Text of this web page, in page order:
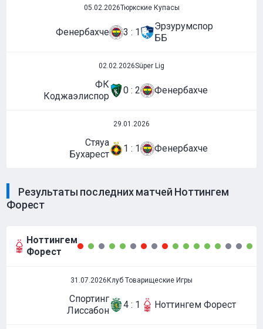
05.02.2026Тюркские Купасы
Фенербахче 3 : 1
Эрзурумспор
ББ
02.02.2026Süper Lig
ФК
Коджаэлиспор
0 : 2 Фенербахче
29.01.2026
Стяуа
Бухарест
1 : 1 Фенербахче
Результаты последних матчей Ноттингем
Форест
Ноттингем
Форест
31.07.2026 Клуб Товарищеские Игры
Спортинг
Лиссабон
4 : 1 Ноттингем Форест